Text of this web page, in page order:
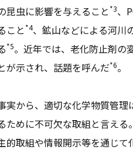
昆虫に影響を与えること *3、
こと *4、鉱山などによる河川
*5。近年では、老化防止剤の
が示され、話題を呼んだ*6。
実から、適切な化学物質管
ために不可欠な取組と言え
的取組や情報開示等を通じ